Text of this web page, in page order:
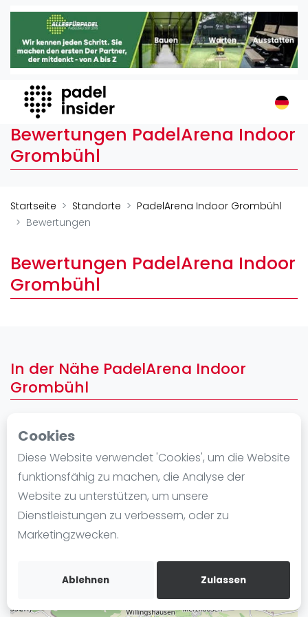
Cookies
Diese Website verwendet 'Cookies', um die Website
funktionsfähig zu machen, die Analyse der
Website zu unterstützen, um unsere
Dienstleistungen zu verbessern, oder zu
Marketingzwecken.
Ablehnen Zulassen
Padel Insider
Home
Organisationen
Buchungssysteme
Padel-Shops
Padel-Marken
Verschiedenes
Veranstaltungen
Turniere
International
Playtomic
Frauen
FIP Männer
Blog
Die Geschichte von Padel
Regeln und Punktzählung
Padel Schläge
Video
Bewertungen PadelArena Indoor
Grombühl
Startseite Standorte
PadelArena Indoor Grombühl
Bewertungen
Bewertungen PadelArena Indoor
Grombühl
In der Nähe PadelArena Indoor
Grombühl
+
−